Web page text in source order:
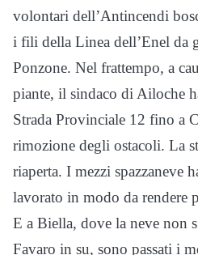
volontari dell’Antincendi
i fili della Linea dell’Enel da
Ponzone. Nel frattempo, a
piante, il sindaco di Ailoche
Strada Provinciale 12 fino a
rimozione degli ostacoli. La
riaperta. I mezzi spazzaneve
lavorato in modo da rendere
E a Biella, dove la neve non
Favaro in su, sono passati i